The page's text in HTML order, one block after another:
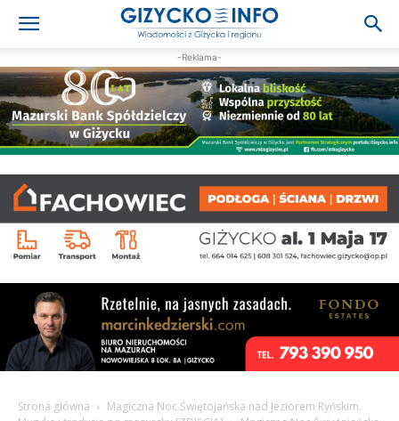
-Reklama-
Strona główna
Magiczna Noc Świętojańska nad Jeziorem Ryńskim.